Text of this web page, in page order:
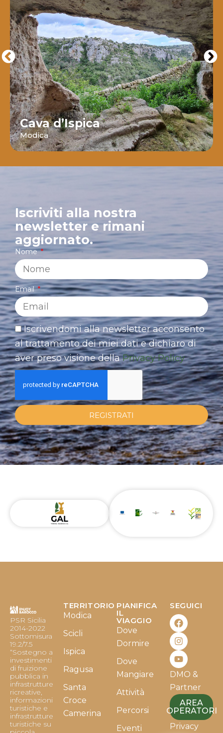
Cava d’Ispica
Modica
Iscriviti alla nostra
newsletter e rimani
aggiornato.
Nome
Email
Iscrivendomi alla newsletter acconsento
al trattamento dei miei dati e dichiaro di
aver preso visione dellaPrivacy Policy
REGISTRATI
PSR Sicilia
2014-2022
Sottomisura
19.2/7.5
“Sostegno a
investimenti
di fruizione
pubblica in
infrastrutture
ricreative,
informazioni
turistiche e
infrastrutture
turistiche su
TERRITORIO
Modica
Scicli
Ispica
Ragusa
Santa
Croce
Camerina
PIANIFICA
IL
VIAGGIO
Dove
Dormire
Dove
Mangiare
Attività
Percorsi
Eventi
SEGUICI
F
a
c
e
b
o
o
k
I
n
s
t
a
g
r
a
m
Y
o
u
t
u
b
e
DMO &
Partner
AREA
OPERATORI
Privacy